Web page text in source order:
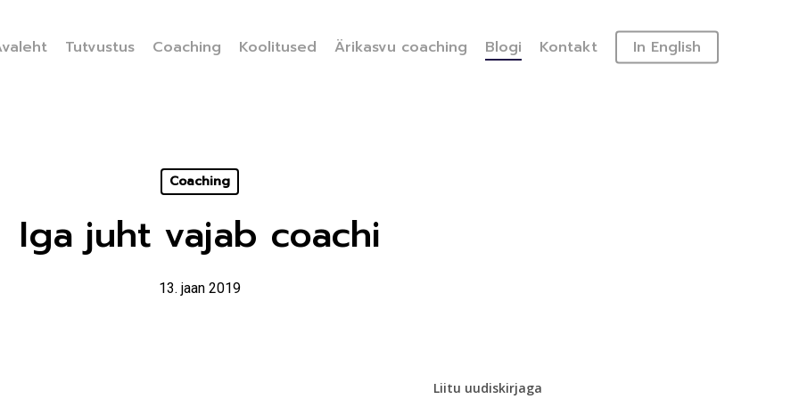
Tutvustus Coaching Koolitused Ärikasvu coaching Blogi Kontakt In English
Coaching
Iga juht vajab coachi
13. jaan 2019
Liitu uudiskirjaga